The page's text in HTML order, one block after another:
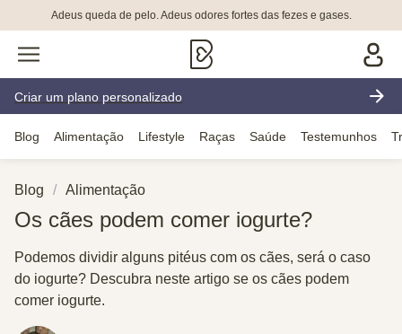
Adeus queda de pelo. Adeus odores fortes das fezes e gases.
Criar um plano personalizado
Blog Alimentação Lifestyle Raças Saúde Testemunhos
Blog Alimentação
Os cães podem comer iogurte?
Podemos dividir alguns pitéus com os cães, será o caso
do iogurte? Descubra neste artigo se os cães podem
comer iogurte.